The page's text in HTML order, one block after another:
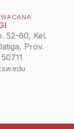
52-60, Kel.
Prov.